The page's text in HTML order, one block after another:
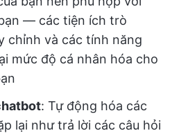
— các tiện ích trò
chỉnh và các tính năng
mức độ cá nhân hóa cho
: Tự động hóa các
lại như trả lời các câu hỏi